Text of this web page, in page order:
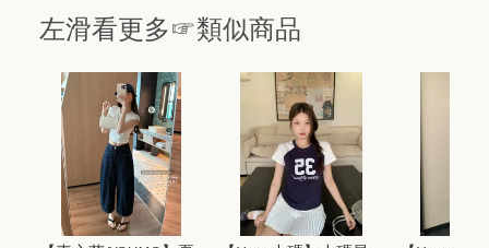
左滑看更多☞類似商品